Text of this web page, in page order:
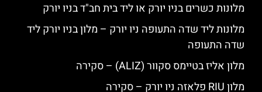
מלונות כשרים בניו יורק או ליד בית חב"ד בניו יורק
מלונות ליד שדה התעופה ניו יורק – מלון בניו יורק ליד
שדה התעופה
מלון אליז בטיימס סקוור (ALIZ) – סקירה
מלון RIU פלאזה ניו יורק – סקירה